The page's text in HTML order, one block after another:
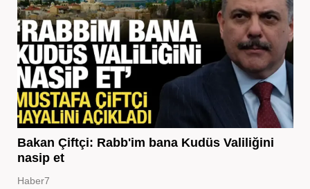
Bakan Çiftçi: Rabb'im bana Kudüs Valiliğini
nasip et
Haber7